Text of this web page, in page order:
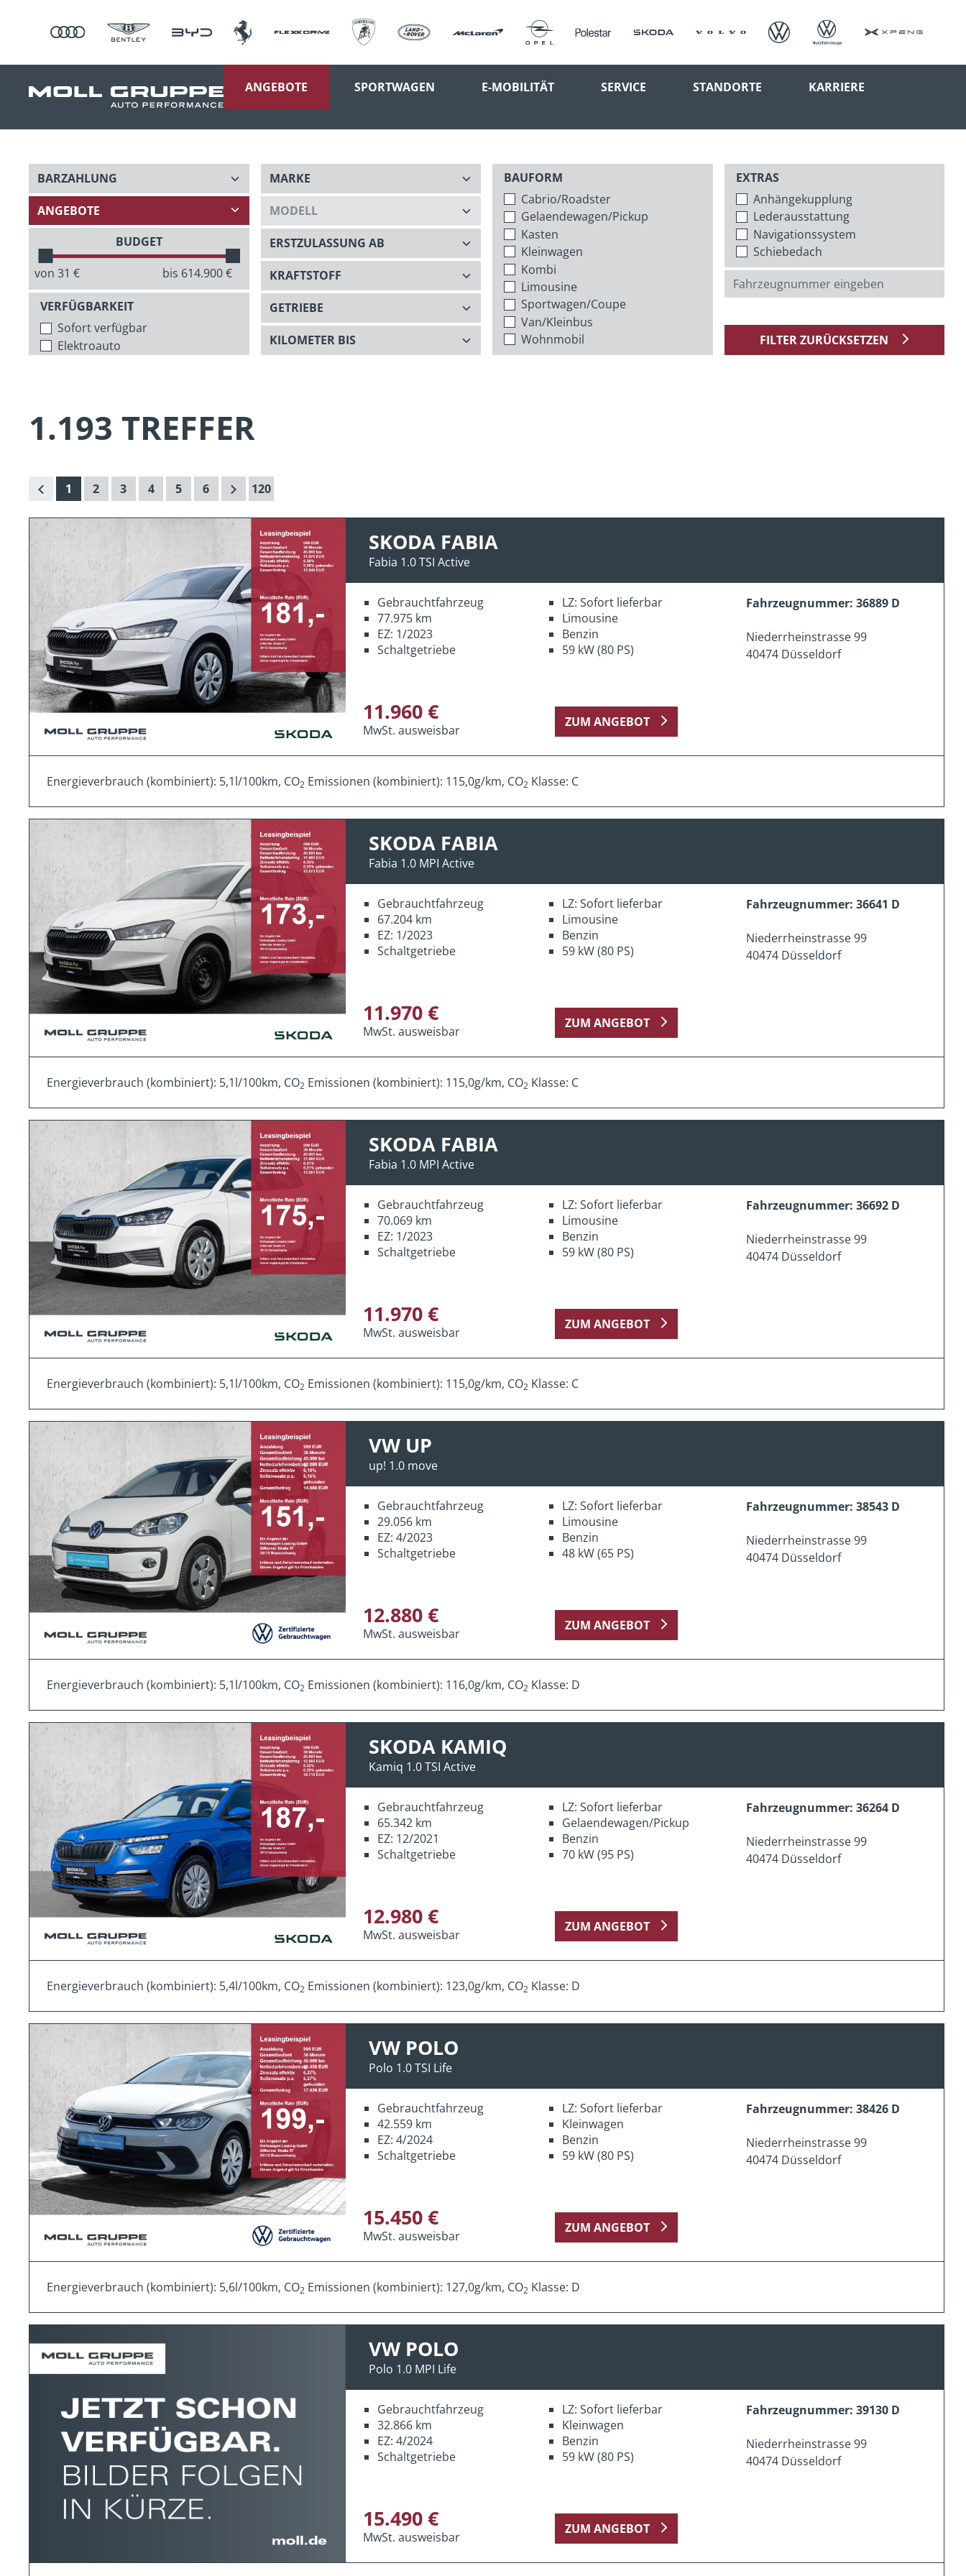
ANGEBOTE SPORTWAGEN E-MOBILITÄT SERVICE STANDORTE KARRIERE
BUDGET
von 31 € bis 614.900€
VERFÜGBARKEIT
Sofort verfügbar
Elektroauto
BAUFORM
Cabrio/Roadster
Gelaendewagen/Pickup
Kasten
Kleinwagen
Kombi
Limousine
Sportwagen/Coupe
Van/Kleinbus
Wohnmobil
EXTRAS
Anhängekupplung
Lederausstattung
Navigationssystem
Schiebedach
FILTER ZURÜCKSETZEN
1.193 TREFFER
1 2 3 4 5 6 120
SKODA FABIA
Fabia 1.0 TSI Active
Gebrauchtfahrzeug
77.975 km
EZ: 1/2023
Schaltgetriebe
LZ: Sofort lieferbar
Limousine
Benzin
59 kW (80 PS)
Fahrzeugnummer: 36889 D
Niederrheinstrasse 99
40474 Düsseldorf
11.960 €
MwSt. ausweisbar
ZUM ANGEBOT
Energieverbrauch (kombiniert): 5,1l/100km, CO2 Emissionen (kombiniert): 115,0g/km, CO2 Klasse: C
SKODA FABIA
Fabia 1.0 MPI Active
Gebrauchtfahrzeug
67.204 km
EZ: 1/2023
Schaltgetriebe
LZ: Sofort lieferbar
Limousine
Benzin
59 kW (80 PS)
Fahrzeugnummer: 36641 D
Niederrheinstrasse 99
40474 Düsseldorf
11.970 €
MwSt. ausweisbar
ZUM ANGEBOT
Energieverbrauch (kombiniert): 5,1l/100km, CO2 Emissionen (kombiniert): 115,0g/km, CO2 Klasse: C
SKODA FABIA
Fabia 1.0 MPI Active
Gebrauchtfahrzeug
70.069 km
EZ: 1/2023
Schaltgetriebe
LZ: Sofort lieferbar
Limousine
Benzin
59 kW (80 PS)
Fahrzeugnummer: 36692 D
Niederrheinstrasse 99
40474 Düsseldorf
11.970 €
MwSt. ausweisbar
ZUM ANGEBOT
Energieverbrauch (kombiniert): 5,1l/100km, CO2 Emissionen (kombiniert): 115,0g/km, CO2 Klasse: C
VW UP
up! 1.0 move
Gebrauchtfahrzeug
29.056 km
EZ: 4/2023
Schaltgetriebe
LZ: Sofort lieferbar
Limousine
Benzin
48 kW (65 PS)
Fahrzeugnummer: 38543 D
Niederrheinstrasse 99
40474 Düsseldorf
12.880 €
MwSt. ausweisbar
ZUM ANGEBOT
Energieverbrauch (kombiniert): 5,1l/100km, CO2 Emissionen (kombiniert): 116,0g/km, CO2 Klasse: D
SKODA KAMIQ
Kamiq 1.0 TSI Active
Gebrauchtfahrzeug
65.342 km
EZ: 12/2021
Schaltgetriebe
LZ: Sofort lieferbar
Gelaendewagen/Pickup
Benzin
70 kW (95 PS)
Fahrzeugnummer: 36264 D
Niederrheinstrasse 99
40474 Düsseldorf
12.980 €
MwSt. ausweisbar
ZUM ANGEBOT
Energieverbrauch (kombiniert): 5,4l/100km, CO2 Emissionen (kombiniert): 123,0g/km, CO2 Klasse: D
VW POLO
Polo 1.0 TSI Life
Gebrauchtfahrzeug
42.559 km
EZ: 4/2024
Schaltgetriebe
LZ: Sofort lieferbar
Kleinwagen
Benzin
59 kW (80 PS)
Fahrzeugnummer: 38426 D
Niederrheinstrasse 99
40474 Düsseldorf
15.450 €
MwSt. ausweisbar
ZUM ANGEBOT
Energieverbrauch (kombiniert): 5,6l/100km, CO2 Emissionen (kombiniert): 127,0g/km, CO2 Klasse: D
VW POLO
Polo 1.0 MPI Life
Gebrauchtfahrzeug
32.866 km
EZ: 4/2024
Schaltgetriebe
LZ: Sofort lieferbar
Kleinwagen
Benzin
59 kW (80 PS)
Fahrzeugnummer: 39130 D
Niederrheinstrasse 99
40474 Düsseldorf
15.490 €
MwSt. ausweisbar
ZUM ANGEBOT